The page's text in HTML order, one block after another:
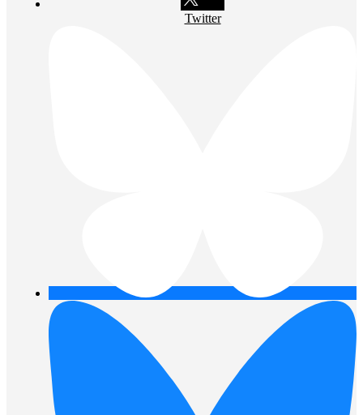
Twitter